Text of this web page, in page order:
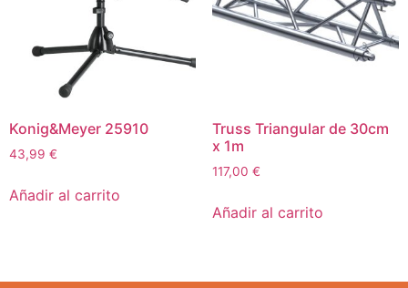
Konig&Meyer 25910
43,99 €
Añadir al carrito
Truss Triangular de 30cm
x 1m
117,00 €
Añadir al carrito